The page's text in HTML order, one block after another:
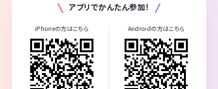
アプリでかんたん参加！
iPhoneの方はこちら Androidの方はこちら